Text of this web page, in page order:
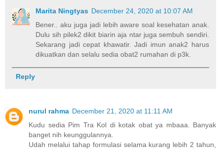
Marita Ningtyas December 24, 2020 at 10:07 AM
Bener.. aku juga jadi lebih aware soal kesehatan anak.
Dulu sih pilek2 dikit biarin aja ntar juga sembuh sendiri.
Sekarang jadi cepat khawatir. Jadi imun anak2 harus
dikuatkan dan selalu sedia obat2 rumahan di p3k.
Reply
nurul rahma December 21, 2020 at 11:11 AM
Kudu sedia Pim Tra Kol di kotak obat ya mbaaa. Banyak
banget nih keunggulannya.
Udah melalui tahap formulasi selama kurang lebih 2 tahun,